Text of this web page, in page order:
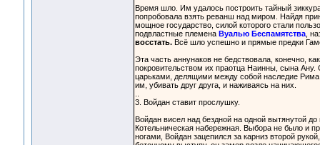
Время шло. Им удалось построить тайный
попробовала взять реванш над миром. Найдя
мощное государство, силой которого стали
подвластные племена Вуалью Беспамятства,
восстать.Всё шло успешно и прямые предки
Эта часть аннунаков не бедствовала, конечно,
покровительством их праотца Наинны, сына
царьками, делящими между собой наследие
им, убивать друг друга, и наживаясь на них.
3. Войдан ставит прослушку.
Войдан висел над бездной на одной вытянутой
Котельническая набережная. Выбора не было и
ногами, Войдан зацепился за карниз второй